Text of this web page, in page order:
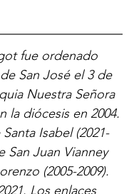
fue ordenado
San José el 3 de
Nuestra Señora
la diócesis en 2004.
Isabel (2021-
San Juan Vianney
(2005-2009).